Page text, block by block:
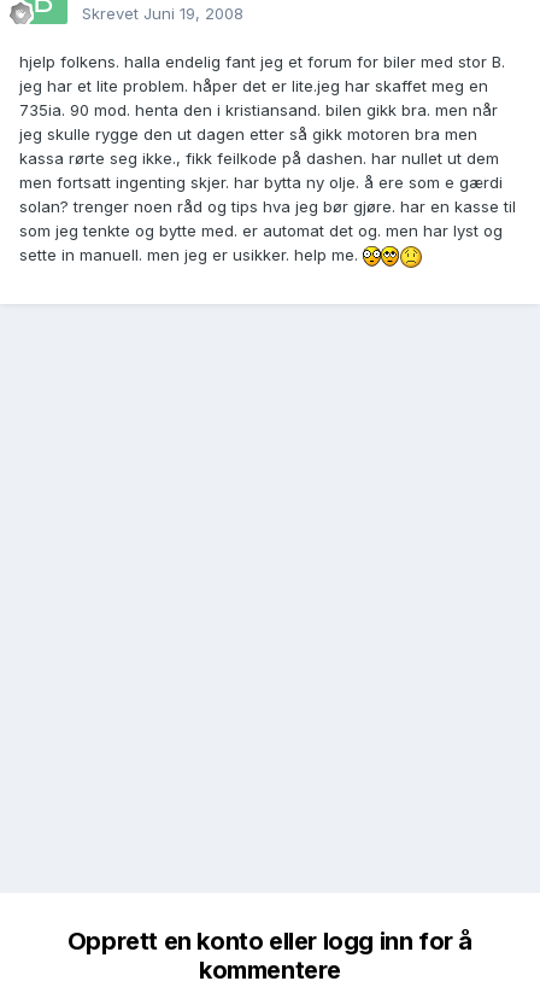
Skrevet Juni 19, 2008
hjelp folkens. halla endelig fant jeg et forum for biler med stor B.
jeg har et lite problem. håper det er lite.jeg har skaffet meg en
735ia. 90 mod. henta den i kristiansand. bilen gikk bra. men når
jeg skulle rygge den ut dagen etter så gikk motoren bra men
kassa rørte seg ikke., fikk feilkode på dashen. har nullet ut dem
men fortsatt ingenting skjer. har bytta ny olje. å ere som e gærdi
solan? trenger noen råd og tips hva jeg bør gjøre. har en kasse til
som jeg tenkte og bytte med. er automat det og. men har lyst og
sette in manuell. men jeg er usikker. help me.
Opprett en konto eller logg inn for å
kommentere